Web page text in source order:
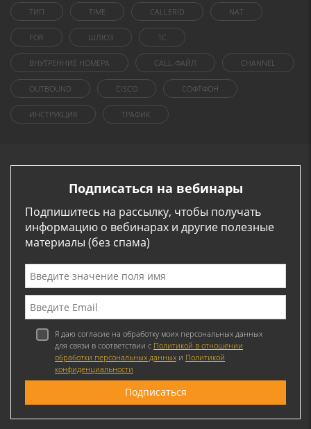
ТИП TIME CALLERID NAT
FOR ШЛЮЗ 1C
ВНУТРЕННИЕ НОМЕРА CALL-ФАЙЛ CHANNEL
OUTBOUND CISCO СОФТФОН
ИНСТРУКЦИЯ ТРАФИК
Подписаться на вебинары
Подпишитесь на рассылку, чтобы получать
информацию о вебинарах и другие полезные
материалы (без спама)
Я даю согласие на обработку моих персональных данных
для связи в соответствии с Политикой в отношении
обработки персональных данных и Политикой
конфиденциальности